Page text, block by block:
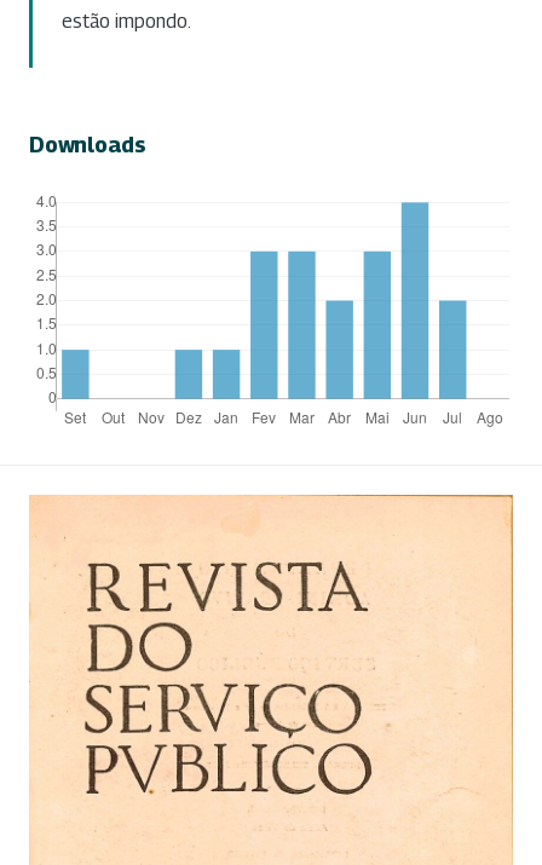
estão impondo.
Downloads